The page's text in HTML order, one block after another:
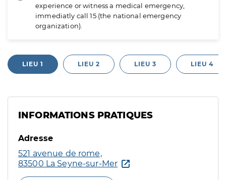
experience or witness a medical emergency,
immediatly call 15 (the national emergency
organization).
LIEU 1 LIEU 2 LIEU 3 LIEU 4
INFORMATIONS PRATIQUES
Adresse
521 avenue de rome,
83500 La Seyne-sur-Mer